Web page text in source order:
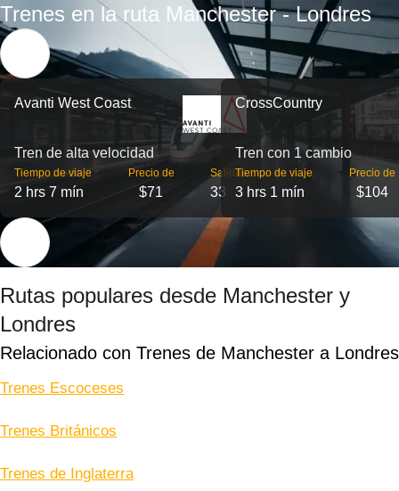
Trenes en la ruta Manchester - Londres
Avanti West Coast
Tren de alta velocidad
Tiempo de viaje
2 hrs 7 mín
Precio de
$71
Salidas
33
CrossCountry
Tren con 1 cambio
Tiempo de viaje
3 hrs 1 mín
Precio de
$104
Rutas populares desde Manchester y
Londres
Relacionado con Trenes de Manchester a Londres
Trenes Escoceses
Trenes Británicos
Trenes de Inglaterra